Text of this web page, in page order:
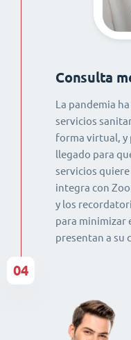
Consulta
La pandemia
servicios
forma virtual, y
llegado para
servicios
integra con
y los
para minimizar
presentan a su
04